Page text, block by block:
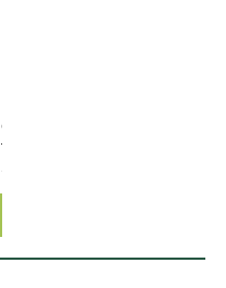
Crema Neutra Con FPS 30
$174.65